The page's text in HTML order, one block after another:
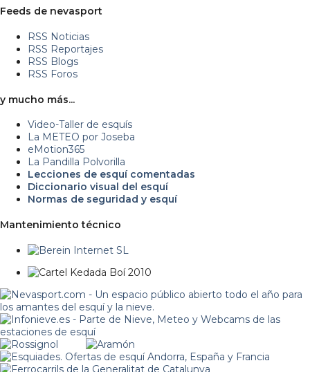
Feeds de nevasport
RSS Noticias
RSS Reportajes
RSS Blogs
RSS Foros
y mucho más...
Video-Taller de esquís
La METEO por Joseba
eMotion365
La Pandilla Polvorilla
Lecciones de esquí comentadas
Diccionario visual del esquí
Normas de seguridad y esquí
Mantenimiento técnico